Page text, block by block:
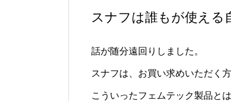
スナフは誰もが使える
話が随分遠回りしました。
スナフは、お買い求めいただく
こういったフェムテック製品と